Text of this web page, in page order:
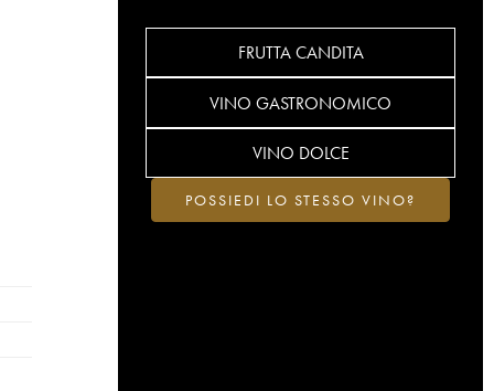
FRUTTA CANDITA
VINO GASTRONOMICO
VINO DOLCE
POSSIEDI LO STESSO VINO?